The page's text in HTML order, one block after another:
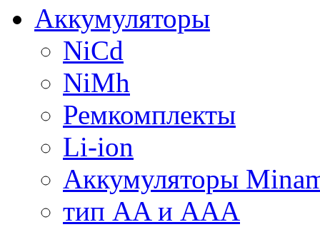
Аккумуляторы
NiCd
NiMh
Ремкомплекты
Li-ion
Аккумуляторы
тип AA и AAA